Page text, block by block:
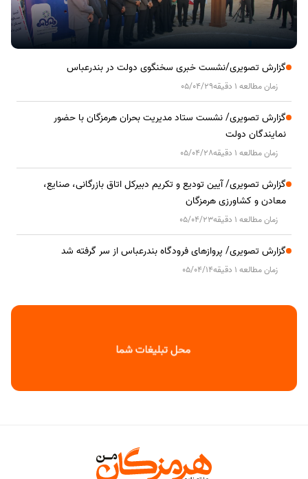
گزارش تصویری/نشست خبری سخنگوی دولت در بندرعباس
زمان مطالعه 1 دقیقه 05/04/29
گزارش تصویری/ نشست ستاد مدیریت بحران هرمزگان با حضور
نمایندگان دولت
زمان مطالعه 1 دقیقه 05/04/28
گزارش تصویری/ آیین تودیع و تکریم دبیرکل اتاق بازرگانی، صنایع،
معادن و کشاورزی هرمزگان
زمان مطالعه 1 دقیقه 05/04/23
گزارش تصویری/ پروازهای فرودگاه بندرعباس از سر گرفته شد
زمان مطالعه 1 دقیقه 05/04/14